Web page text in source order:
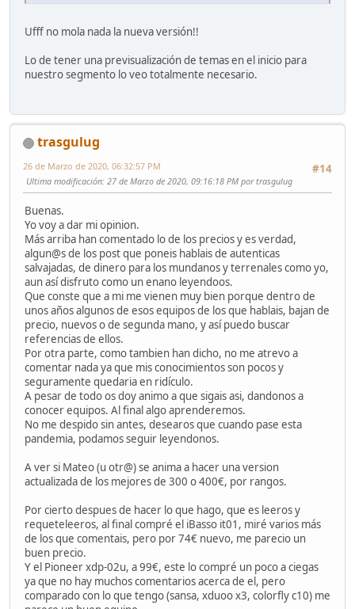
Ufff no mola nada la nueva versión!!
Lo de tener una previsualización de temas en el inicio para
nuestro segmento lo veo totalmente necesario.
trasgulug
#14
26 de Marzo de 2020, 06:32:57 PM
Ultima modificación: 27 de Marzo de 2020, 09:16:18 PM por trasgulug
Buenas.
Yo voy a dar mi opinion.
Más arriba han comentado lo de los precios y es verdad,
algun@s de los post que poneis hablais de autenticas
salvajadas, de dinero para los mundanos y terrenales como yo,
aun así disfruto como un enano leyendoos.
Que conste que a mi me vienen muy bien porque dentro de
unos años algunos de esos equipos de los que hablais, bajan de
precio, nuevos o de segunda mano, y así puedo buscar
referencias de ellos.
Por otra parte, como tambien han dicho, no me atrevo a
comentar nada ya que mis conocimientos son pocos y
seguramente quedaria en ridículo.
A pesar de todo os doy animo a que sigais asi, dandonos a
conocer equipos. Al final algo aprenderemos.
No me despido sin antes, desearos que cuando pase esta
pandemia, podamos seguir leyendonos.
A ver si Mateo (u otr@) se anima a hacer una version
actualizada de los mejores de 300 o 400€, por rangos.
Por cierto despues de hacer lo que hago, que es leeros y
requeteleeros, al final compré el iBasso it01, miré varios más
de los que comentais, pero por 74€ nuevo, me parecio un
buen precio.
Y el Pioneer xdp-02u, a 99€, este lo compré un poco a ciegas
ya que no hay muchos comentarios acerca de el, pero
comparado con lo que tengo (sansa, xduoo x3, colorfly c10) me